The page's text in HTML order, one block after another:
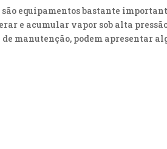
equipamentos bastante
e acumular vapor sob alta
manutenção, podem apresentar